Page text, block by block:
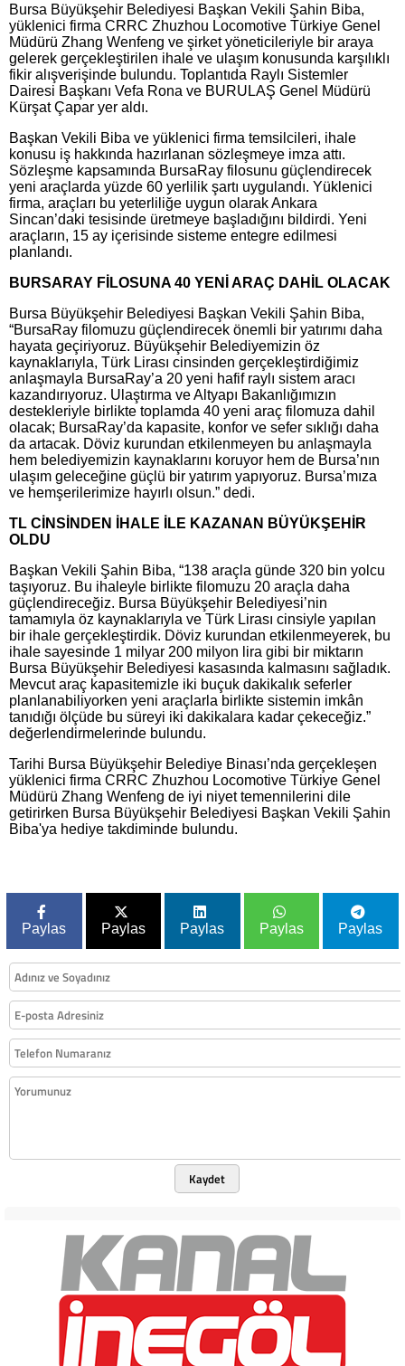
Bursa Büyükşehir Belediyesi Başkan Vekili Şahin Biba,
yüklenici firma CRRC Zhuzhou Locomotive Türkiye Genel
Müdürü Zhang Wenfeng ve şirket yöneticileriyle bir araya
gelerek gerçekleştirilen ihale ve ulaşım konusunda karşılıklı
fikir alışverişinde bulundu. Toplantıda Raylı Sistemler
Dairesi Başkanı Vefa Rona ve BURULAŞ Genel Müdürü
Kürşat Çapar yer aldı.
Başkan Vekili Biba ve yüklenici firma temsilcileri, ihale
konusu iş hakkında hazırlanan sözleşmeye imza attı.
Sözleşme kapsamında BursaRay filosunu güçlendirecek
yeni araçlarda yüzde 60 yerlilik şartı uygulandı. Yüklenici
firma, araçları bu yeterliliğe uygun olarak Ankara
Sincan’daki tesisinde üretmeye başladığını bildirdi. Yeni
araçların, 15 ay içerisinde sisteme entegre edilmesi
planlandı.
BURSARAY FİLOSUNA 40 YENİ ARAÇ DAHİL OLACAK
Bursa Büyükşehir Belediyesi Başkan Vekili Şahin Biba,
“BursaRay filomuzu güçlendirecek önemli bir yatırımı daha
hayata geçiriyoruz. Büyükşehir Belediyemizin öz
kaynaklarıyla, Türk Lirası cinsinden gerçekleştirdiğimiz
anlaşmayla BursaRay’a 20 yeni hafif raylı sistem aracı
kazandırıyoruz. Ulaştırma ve Altyapı Bakanlığımızın
destekleriyle birlikte toplamda 40 yeni araç filomuza dahil
olacak; BursaRay’da kapasite, konfor ve sefer sıklığı daha
da artacak. Döviz kurundan etkilenmeyen bu anlaşmayla
hem belediyemizin kaynaklarını koruyor hem de Bursa’nın
ulaşım geleceğine güçlü bir yatırım yapıyoruz. Bursa’mıza
ve hemşerilerimize hayırlı olsun.” dedi.
TL CİNSİNDEN İHALE İLE KAZANAN BÜYÜKŞEHİR
OLDU
Başkan Vekili Şahin Biba, “138 araçla günde 320 bin yolcu
taşıyoruz. Bu ihaleyle birlikte filomuzu 20 araçla daha
güçlendireceğiz. Bursa Büyükşehir Belediyesi’nin
tamamıyla öz kaynaklarıyla ve Türk Lirası cinsiyle yapılan
bir ihale gerçekleştirdik. Döviz kurundan etkilenmeyerek, bu
ihale sayesinde 1 milyar 200 milyon lira gibi bir miktarın
Bursa Büyükşehir Belediyesi kasasında kalmasını sağladık.
Mevcut araç kapasitemizle iki buçuk dakikalık seferler
planlanabiliyorken yeni araçlarla birlikte sistemin imkân
tanıdığı ölçüde bu süreyi iki dakikalara kadar çekeceğiz.”
değerlendirmelerinde bulundu.
Tarihi Bursa Büyükşehir Belediye Binası’nda gerçekleşen
yüklenici firma CRRC Zhuzhou Locomotive Türkiye Genel
Müdürü Zhang Wenfeng de iyi niyet temennilerini dile
getirirken Bursa Büyükşehir Belediyesi Başkan Vekili Şahin
Biba'ya hediye takdiminde bulundu.
Paylas Paylas Paylas Paylas Paylas
Kaydet